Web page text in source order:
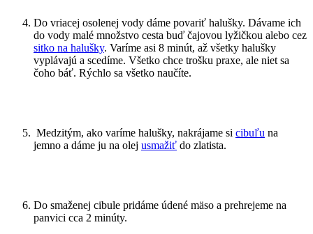
Do vriacej osolenej vody dáme povariť halušky. Dávame ich
do vody malé množstvo cesta buď čajovou lyžičkou alebo cez
sitko na halušky. Varíme asi 8 minút, až všetky halušky
vyplávajú a scedíme. Všetko chce trošku praxe, ale niet sa
čoho báť. Rýchlo sa všetko naučíte.
Medzitým, ako varíme halušky, nakrájame si cibuľu na
jemno a dáme ju na olej usmažiť do zlatista.
Do smaženej cibule pridáme údené mäso a prehrejeme na
panvici cca 2 minúty.